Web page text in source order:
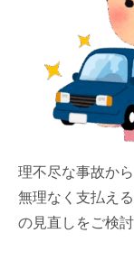
理不尽な事故か
無理なく支払え
の見直しをご検討